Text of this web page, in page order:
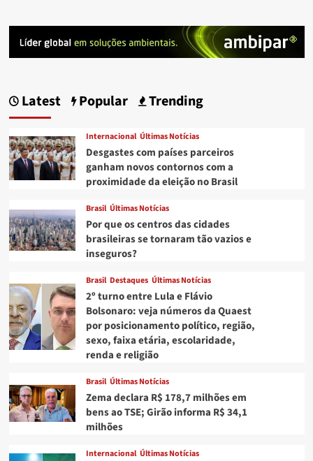
Latest Popular Trending
Internacional Últimas Notícias
Desgastes com países parceiros
ganham novos contornos com a
proximidade da eleição no Brasil
Brasil Últimas Notícias
Por que os centros das cidades
brasileiras se tornaram tão vazios e
inseguros?
Brasil Destaques Últimas Notícias
2º turno entre Lula e Flávio
Bolsonaro: veja números da Quaest
por posicionamento político, região,
sexo, faixa etária, escolaridade,
renda e religião
Brasil Últimas Notícias
Zema declara R$ 178,7 milhões em
bens ao TSE; Girão informa R$ 34,1
milhões
Internacional Últimas Notícias